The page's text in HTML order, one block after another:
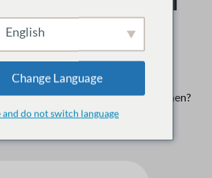
für
vertrauen uns, warum nicht Ihnen?
English
Change Language
and do not switch language